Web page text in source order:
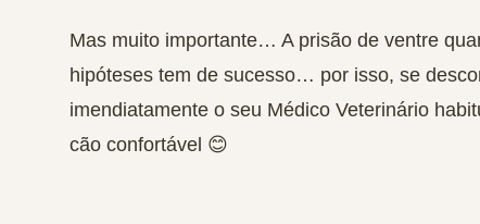
Mas muito importante… A prisão de ventre
hipóteses tem de sucesso… por isso, se
imendiatamente o seu Médico Veterinário
cão confortável 😊